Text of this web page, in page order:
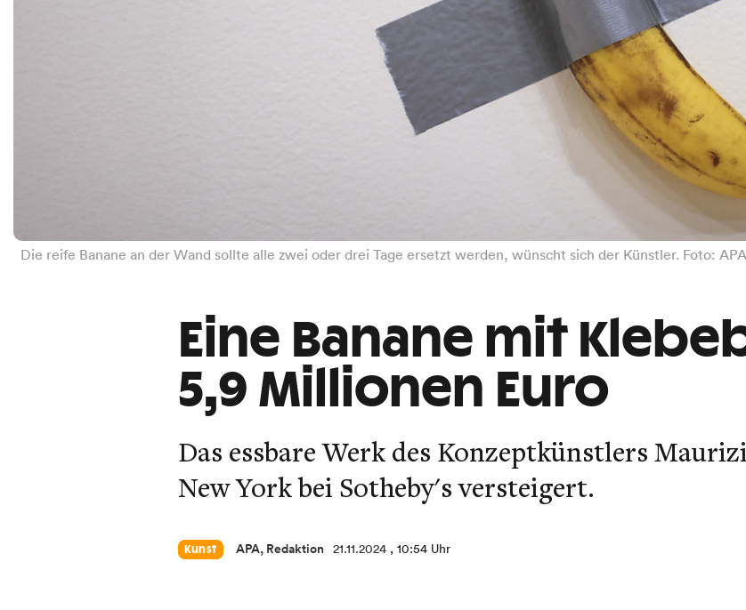
Die reife Banane an der Wand sollte alle zwei oder drei Tage ersetzt werden, wünscht sich der Künstler. Foto:
Eine Banane mit
5,9 Millionen Euro
Das essbare Werk des Konzeptkünstlers
New York bei Sotheby's versteigert.
Kunst APA, Redaktion 21.11.2024 , 10:54 Uhr